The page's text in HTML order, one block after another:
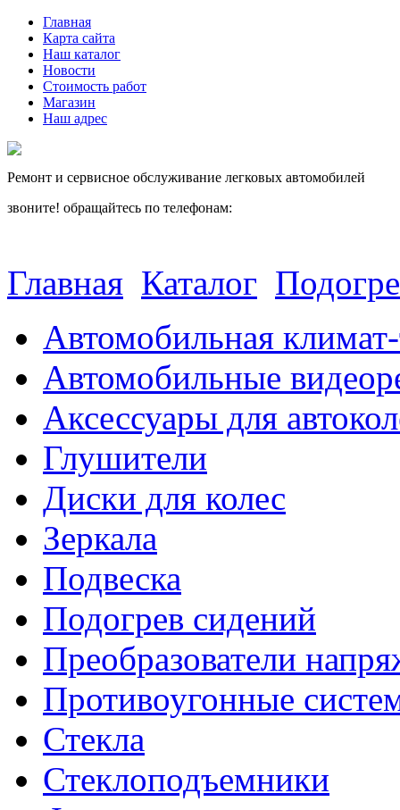
Главная
Карта сайта
Наш каталог
Новости
Стоимость работ
Магазин
Наш адрес
Ремонт и сервисное обслуживание легковых автомобилей
звоните! обращайтесь по телефонам:
Главная Каталог
Автомобильная
Автомобильные
Аксессуары для
Глушители
Диски для колес
Зеркала
Подвеска
Подогрев сидений
Преобразователи
Противоугонные
Стекла
Стеклоподъемники